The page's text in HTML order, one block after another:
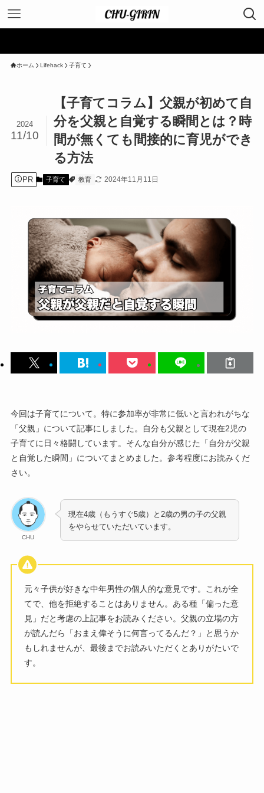
ホーム Lifehack 子育て
【子育てコラム】父親が初めて自
分を父親と自覚する瞬間とは？時
間が無くても間接的に育児ができ
る方法
2024
11/10
PR 子育て 教育 2024年11月11日
今回は子育てについて。特に参加率が非常に低いと言われがちな
「父親」について記事にしました。自分も父親として現在2児の
子育てに日々格闘しています。そんな自分が感じた「自分が父親
と自覚した瞬間」についてまとめました。参考程度にお読みくだ
さい。
CHU
現在4歳（もうすぐ5歳）と2歳の男の子の父親
をやらせていただいています。
元々子供が好きな中年男性の個人的な意見です。これが全
てで、他を拒絶することはありません。ある種「偏った意
見」だと考慮の上記事をお読みください。父親の立場の方
が読んだら「おまえ偉そうに何言ってるんだ？」と思うか
もしれませんが、最後までお読みいただくとありがたいで
す。